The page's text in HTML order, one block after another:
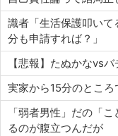
識者「生活保護叩いて
分も申請すれば？」
【悲報】たぬかなvs
実家から15分のとこ
「弱者男性」だの「
るのが腹立つんだが